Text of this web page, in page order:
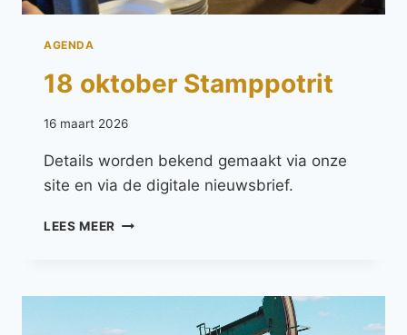
AGENDA
18 oktober Stamppotrit
16 maart 2026
Details worden bekend gemaakt via onze
site en via de digitale nieuwsbrief.
LEES MEER